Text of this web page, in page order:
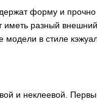
форму и
разный
в стиле
и неклеевой.